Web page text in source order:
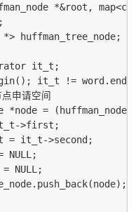
*&root,
huffman_tree_node;
it_t;
it_t !=
申请空间
*node = (huffman_node
>first;
= it_t->second;
NULL;
NULL;